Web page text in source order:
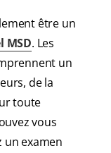
être un
MSD. Les
un
de la
toute
vous
un examen